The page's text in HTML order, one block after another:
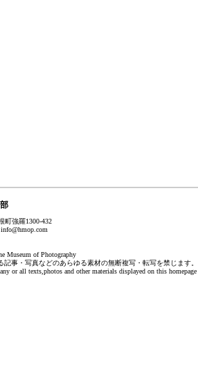
町強羅1300-432
Museum of Photography
記事・写真などのあらゆる素材の無断複写・転写を禁じます。
or all texts,photos and other materials displayed on this